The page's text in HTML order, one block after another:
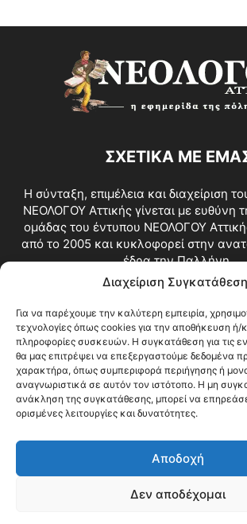
Διαχείριση
Για να παρέχουμε την καλύτερη εμπειρία,
τεχνολογίες όπως cookies για την αποθήκευση ή/
πληροφορίες συσκευών. Η συγκατάθεση για τις
θα μας επιτρέψει να επεξεργαστούμε δεδομένα
χαρακτήρα, όπως συμπεριφορά περιήγησης ή
αναγνωριστικά σε αυτόν τον ιστότοπο. Η μη
ανάκληση της συγκατάθεσης, μπορεί να
ορισμένες λειτουργίες και δυνατότητες.
Αποδοχή
Δεν αποδέχομαι
ΣΧΕΤΙΚΑ ΜΕ
Η σύνταξη, επιμέλεια και διαχείριση
ΝΕΟΛΟΓΟΥ Αττικής γίνεται με ευθύνη
ομάδας του έντυπου ΝΕΟΛΟΓΟΥ
από το 2005 και κυκλοφορεί στην
έδρα την Παλλήνη.
Επικοινωνία:
ΑΚΟΛΟΥΘΗΣΕ
Videos Όροι Χρήσης